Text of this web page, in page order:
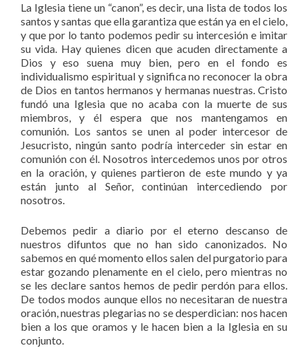
La Iglesia tiene un “canon”, es decir, una lista de todos los
santos y santas que ella garantiza que están ya en el cielo,
y que por lo tanto podemos pedir su intercesión e imitar
su vida. Hay quienes dicen que acuden directamente a
Dios y eso suena muy bien, pero en el fondo es
individualismo espiritual y significa no reconocer la obra
de Dios en tantos hermanos y hermanas nuestras. Cristo
fundó una Iglesia que no acaba con la muerte de sus
miembros, y él espera que nos mantengamos en
comunión. Los santos se unen al poder intercesor de
Jesucristo, ningún santo podría interceder sin estar en
comunión con él. Nosotros intercedemos unos por otros
en la oración, y quienes partieron de este mundo y ya
están junto al Señor, continúan intercediendo por
nosotros.
Debemos pedir a diario por el eterno descanso de
nuestros difuntos que no han sido canonizados. No
sabemos en qué momento ellos salen del purgatorio para
estar gozando plenamente en el cielo, pero mientras no
se les declare santos hemos de pedir perdón para ellos.
De todos modos aunque ellos no necesitaran de nuestra
oración, nuestras plegarias no se desperdician: nos hacen
bien a los que oramos y le hacen bien a la Iglesia en su
conjunto.